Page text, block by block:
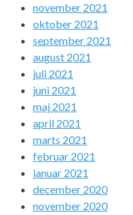
november 2021
oktober 2021
september 2021
august 2021
juli 2021
juni 2021
maj 2021
april 2021
marts 2021
februar 2021
januar 2021
december 2020
november 2020